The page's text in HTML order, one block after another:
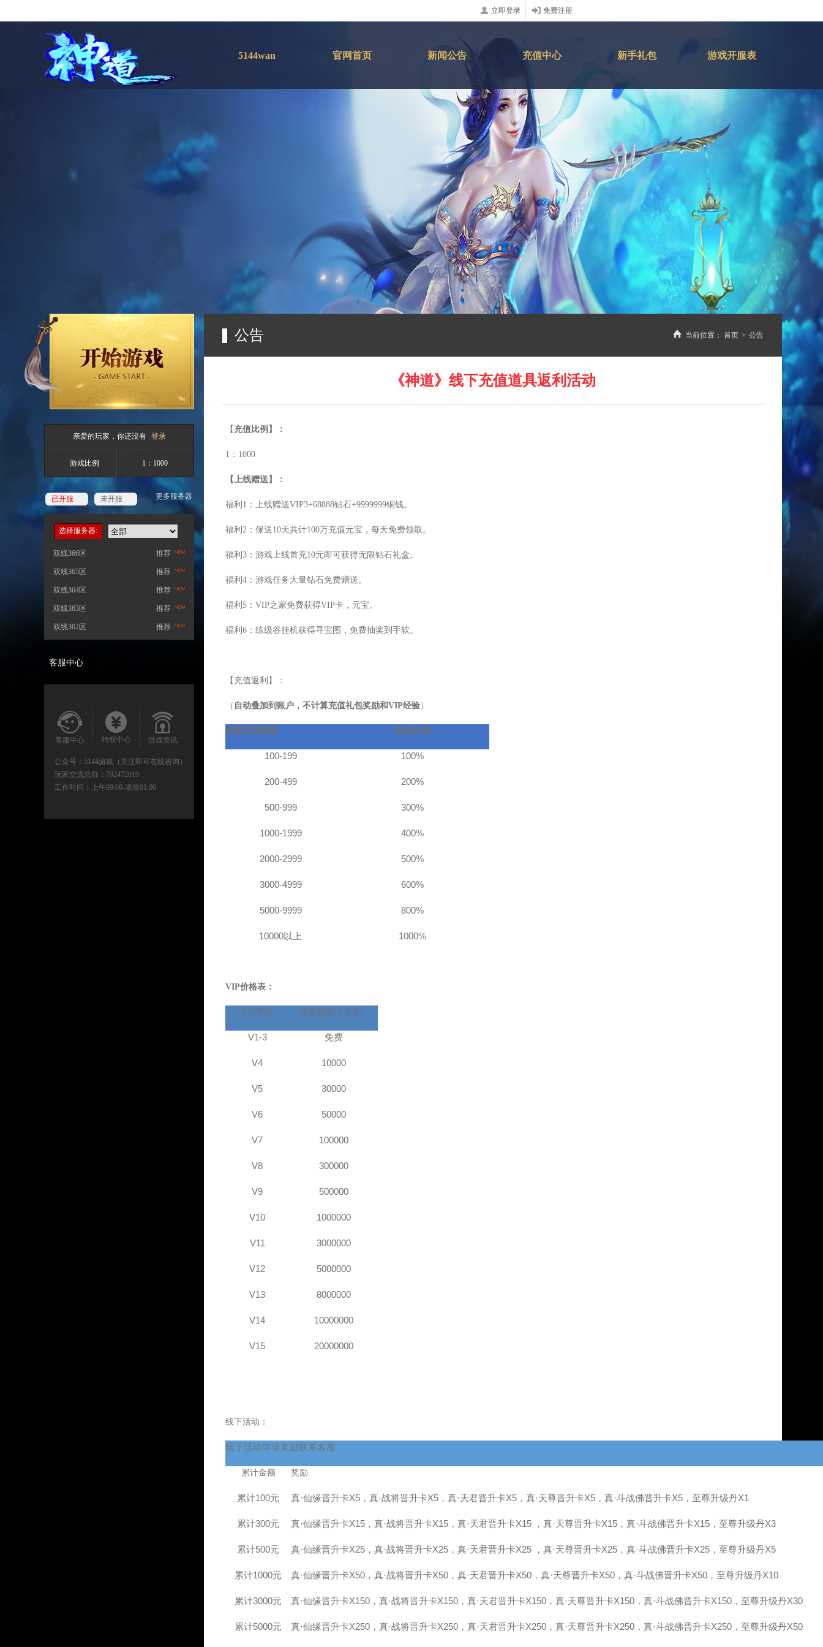
立即登录 免费注册
5144wan 官网首页 新闻公告 充值中心 新手礼包 游戏开服表
亲爱的玩家，你还没有 登录
游戏比例 1：1000
已开服 未开服
选择服务器:
推荐
双线366区
推荐
双线365区
推荐
双线364区
推荐
双线363区
推荐
双线362区
更多服务器
客服中心
客服中心 特权中心 游戏资讯
公众号： 5144游戏（关注即可在线咨询）
玩家交流总群： 792472019
工作时间：
上午09:00-凌晨01:00
公告 当前位置： 首页 > 公告
《神道》线下充值道具返利活动
【 充值比例】：
1： 1000
【上线赠送】：
福利 1 ：上线赠送VIP3+68888钻石+9999999铜钱。
福利 2 ：保送10天共计100万充值元宝，每天免费领取。
福利 3 ：游戏上线首充10元即可获得无限钻石礼盒。
福利 4 ：游戏任务大量钻石免费赠送。
福利 5 ： VIP之家免费获得VIP卡，元宝。
福利 6 ：练级谷挂机获得寻宝图，免费抽奖到手软。
【充值返利】：
（ 自动叠加到账户，不计算充值礼包奖励和VIP经验）
单笔充值金额 返利比例
100-199 100%
200-499 200%
500-999 300%
1000-1999 400%
2000-2999 500%
3000-4999 600%
5000-9999 800%
10000以上 1000%
VIP价格表：
VIP等级 充值额度（元宝）
V1-3 免费
V4 10000
V5 30000
V6 50000
V7 100000
V8 300000
V9 500000
V10 1000000
V11 3000000
V12 5000000
V13 8000000
V14 10000000
V15 20000000
线下活动：
线下活动申请奖励联系客服
累计金额 奖励
累计100元 真·仙缘晋升卡X5 ，真·战将晋升卡X5 ，真·天君晋升卡X5 ，真·天尊晋升卡X5 ，真·斗战佛晋升卡X5 ，至尊升级丹X1
累计300元 真·仙缘晋升卡X15 ，真·战将晋升卡X15 ，真·天君晋升卡X15 ，真·天尊晋升卡X15 ，真·斗战佛晋升卡X15 ，至尊升级丹X3
累计500元 真·仙缘晋升卡X25 ，真·战将晋升卡X25 ，真·天君晋升卡X25 ，真·天尊晋升卡X25 ，真·斗战佛晋升卡X25 ，至尊升级丹X5
累计1000元 真·仙缘晋升卡X50 ，真·战将晋升卡X50 ，真·天君晋升卡X50 ，真·天尊晋升卡X50 ，真·斗战佛晋升卡X50 ，至尊升级丹X10
累计3000元 真·仙缘晋升卡X150 ，真·战将晋升卡X150 ，真·天君晋升卡X150 ，真·天尊晋升卡X150 ，真·斗战佛晋升卡X150 ，至尊升级丹X30
累计5000元 真·仙缘晋升卡X250 ，真·战将晋升卡X250 ，真·天君晋升卡X250 ，真·天尊晋升卡X250 ，真·斗战佛晋升卡X250 ，至尊升级丹X50